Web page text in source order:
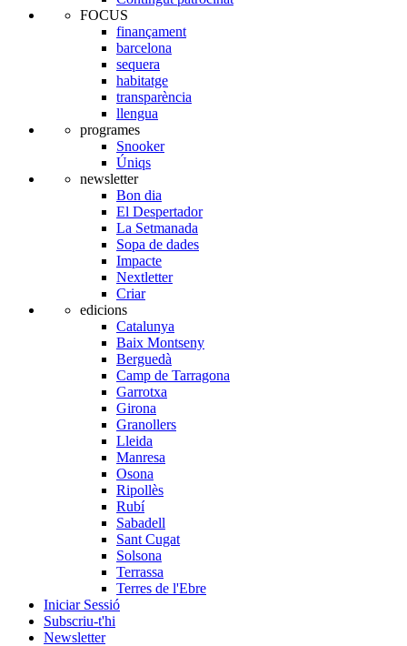
FOCUS
finançament
barcelona
sequera
habitatge
transparència
llengua
programes
Snooker
Úniqs
newsletter
Bon dia
El Despertador
La Setmanada
Sopa de dades
Impacte
Nextletter
Criar
edicions
Catalunya
Baix Montseny
Berguedà
Camp de Tarragona
Garrotxa
Girona
Granollers
Lleida
Manresa
Osona
Ripollès
Rubí
Sabadell
Sant Cugat
Solsona
Terrassa
Terres de l'Ebre
Iniciar Sessió
Subscriu-t'hi
Newsletter